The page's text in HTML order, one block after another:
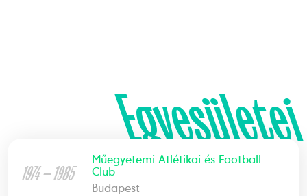
Egyesületei
1974 — 1985
Műegyetemi Atlétikai és Football
Club
Budapest